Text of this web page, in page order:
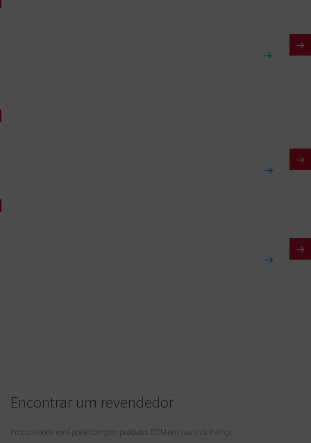
Encontrar um revendedor
Procure onde você pode comprar produtos DOM em sua vizinhança.